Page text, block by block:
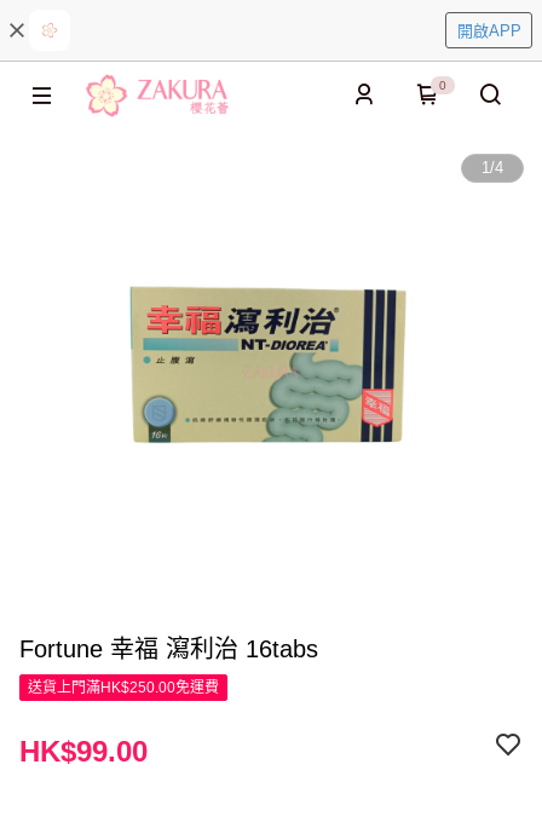
開啟APP
0
1/4
Fortune 幸福 瀉利治 16tabs
送貨上門滿HK$250.00免運費
HK$99.00